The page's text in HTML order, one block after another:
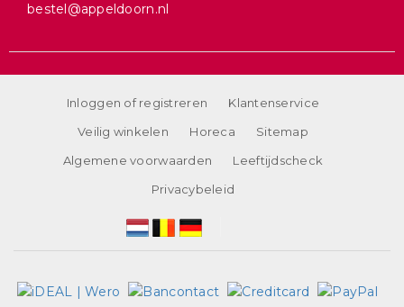
bestel@appeldoorn.nl
Inloggen of registreren
Klantenservice
Veilig winkelen
Horeca
Sitemap
Algemene voorwaarden
Leeftijdscheck
Privacybeleid